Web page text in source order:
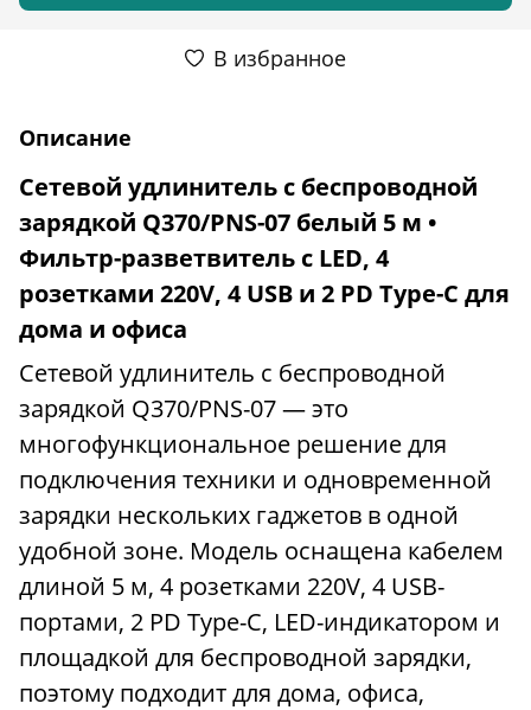
В избранное
Описание
Сетевой удлинитель с беспроводной
зарядкой Q370/PNS-07 белый 5 м •
Фильтр-разветвитель с LED, 4
розетками 220V, 4 USB и 2 PD Type-C для
дома и офиса
Сетевой удлинитель с беспроводной
зарядкой Q370/PNS-07 — это
многофункциональное решение для
подключения техники и одновременной
зарядки нескольких гаджетов в одной
удобной зоне. Модель оснащена кабелем
длиной 5 м, 4 розетками 220V, 4 USB-
портами, 2 PD Type-C, LED-индикатором и
площадкой для беспроводной зарядки,
поэтому подходит для дома, офиса,